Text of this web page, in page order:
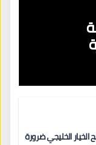
الخيار الخليجي ضرورة